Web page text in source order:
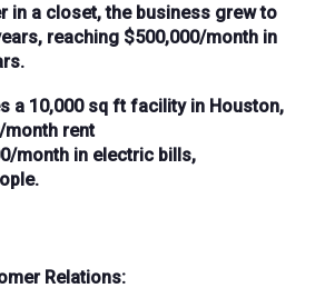
in a closet, the business grew to
reaching $500,000/month in
a 10,000 sq ft facilityin Houston,
month rent
month in electric bills,
.
Relations: